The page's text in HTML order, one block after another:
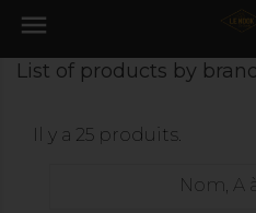

List of products by
Il y a 25 produits.
Nom, A